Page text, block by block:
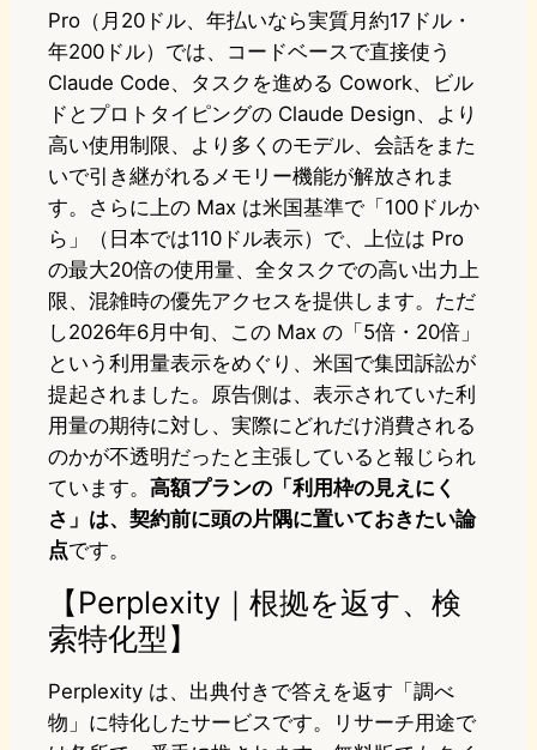
Pro（月20ドル、年払いなら実質月約17ドル・
年200ドル）では、コードベースで直接使う
Claude Code、タスクを進める Cowork、ビル
ドとプロトタイピングの Claude Design、より
高い使用制限、より多くのモデル、会話をまた
いで引き継がれるメモリー機能が解放されま
す。さらに上の Max は米国基準で「100ドルか
ら」（日本では110ドル表示）で、上位は Pro
の最大20倍の使用量、全タスクでの高い出力上
限、混雑時の優先アクセスを提供します。ただ
し2026年6月中旬、この Max の「5倍・20倍」
という利用量表示をめぐり、米国で集団訴訟が
提起されました。原告側は、表示されていた利
用量の期待に対し、実際にどれだけ消費される
のかが不透明だったと主張していると報じられ
ています。 高額プランの「利用枠の見えにく
さ」は、契約前に頭の片隅に置いておきたい論
点です。
【Perplexity｜根拠を返す、検
索特化型】
Perplexity は、出典付きで答えを返す「調べ
物」に特化したサービスです。リサーチ用途で